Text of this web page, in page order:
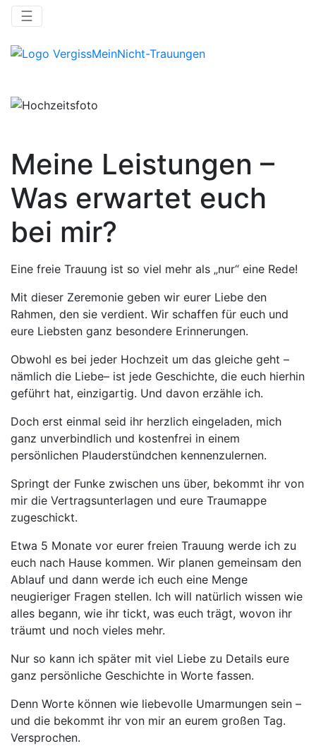
☰
Meine Leistungen –
Was erwartet euch
bei mir?
Eine freie Trauung ist so viel mehr als „nur“ eine Rede!
Mit dieser Zeremonie geben wir eurer Liebe den
Rahmen, den sie verdient. Wir schaffen für euch und
eure Liebsten ganz besondere Erinnerungen.
Obwohl es bei jeder Hochzeit um das gleiche geht –
nämlich die Liebe– ist jede Geschichte, die euch hierhin
geführt hat, einzigartig. Und davon erzähle ich.
Doch erst einmal seid ihr herzlich eingeladen, mich
ganz unverbindlich und kostenfrei in einem
persönlichen Plauderstündchen kennenzulernen.
Springt der Funke zwischen uns über, bekommt ihr von
mir die Vertragsunterlagen und eure Traumappe
zugeschickt.
Etwa 5 Monate vor eurer freien Trauung werde ich zu
euch nach Hause kommen. Wir planen gemeinsam den
Ablauf und dann werde ich euch eine Menge
neugieriger Fragen stellen. Ich will natürlich wissen wie
alles begann, wie ihr tickt, was euch trägt, wovon ihr
träumt und noch vieles mehr.
Nur so kann ich später mit viel Liebe zu Details eure
ganz persönliche Geschichte in Worte fassen.
Denn Worte können wie liebevolle Umarmungen sein –
und die bekommt ihr von mir an eurem großen Tag.
Versprochen.